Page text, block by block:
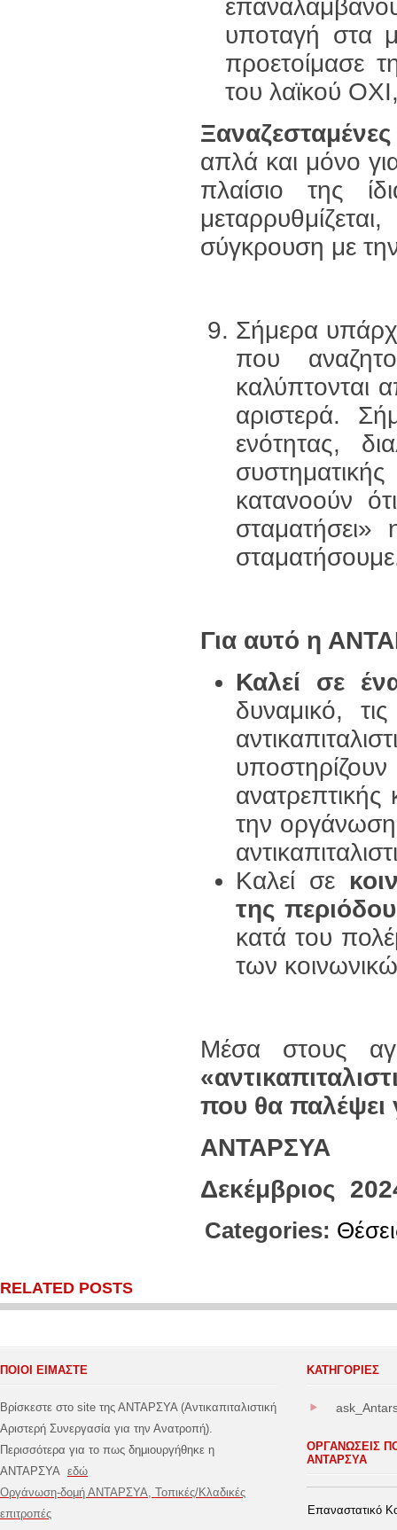
υποταγή στα
προετοίμασε
του λαϊκού
απλά και μόνο
πλαίσιο της
σύγκρουση με
Σήμερα
που
καλύπτονται
αριστερά.
ενότητας,
κατανοούν
Για αυτό η
Καλεί σε
δυναμικό,
ανατρεπτικής
την
Καλεί σε
της
κατά του
των
Μέσα στους
που θα παλέψει
ΑΝΤΑΡΣΥΑ
Δεκέμβριος
Categories:
RELATED POSTS
ΠΟΙΟΙ ΕΙΜΑΣΤΕ
Βρίσκεστε στο site της ΑΝΤΑΡΣΥΑ (Αντικαπιταλιστική
Αριστερή Συνεργασία για την Ανατροπή).
Περισσότερα για το πως δημιουργήθηκε η
ΑΝΤΑΡΣΥΑ εδώ
Οργάνωση-δομή ΑΝΤΑΡΣΥΑ, Τοπικές/Κλαδικές
επιτροπές
ΚΑΤΗΓΟΡΊΕΣ
ΟΡΓΑΝΩΣΕΙΣ
ΑΝΤΑΡΣΥΑ
Επαναστατικό